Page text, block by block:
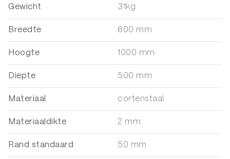
Gewicht 31kg
Breedte 600 mm
Hoogte 1000 mm
Diepte 500 mm
Materiaal cortenstaal
Materiaaldikte 2 mm
Rand standaard 50 mm